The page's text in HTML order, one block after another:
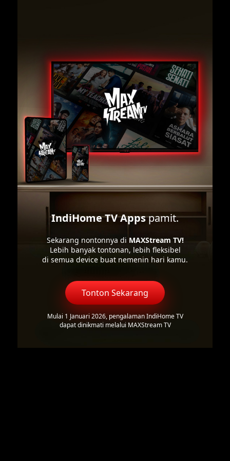
IndiHome TV Appspamit.
Sekarang nontonnya di MAXStream TV!
Lebih banyak tontonan, lebih fleksibel
di semua device buat nemenin hari kamu.
Tonton Sekarang
Mulai 1 Januari 2026, pengalaman IndiHome TV
dapat dinikmati melalui MAXStream TV